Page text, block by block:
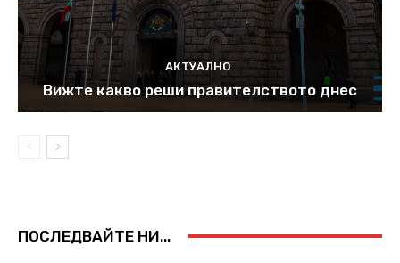
АКТУАЛНО
Вижте какво реши правителството днес
ПОСЛЕДВАЙТЕ НИ...